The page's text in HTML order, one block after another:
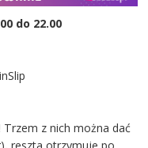
do 22.00
Trzem z nich można dać
reszta otrzymuje po